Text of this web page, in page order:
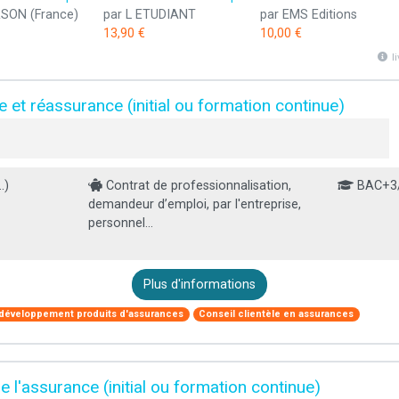
(France)
par L ETUDIANT
13,90 €
par EMS Editions
10,00 €
et réassurance (initial ou formation continue)
Contrat de professionnalisation,
demandeur d’emploi, par l'entreprise,
personnel...
Plus d'informations
produits d'assurances Conseil clientèle en assurances
l'assurance (initial ou formation continue)